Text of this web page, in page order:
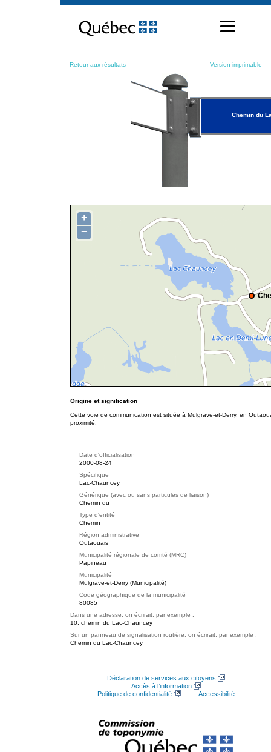
contenu
Retour aux résultats Version imprimable
Chemin du
+
−
Origine et signification
Cette voie de communication est située à Mulgrave-et-Derry, en
proximité.
Date d'officialisation
2000-08-24
Spécifique
Lac-Chauncey
Générique (avec ou sans particules de liaison)
Chemin du
Type d'entité
Chemin
Région administrative
Outaouais
Municipalité régionale de comté (MRC)
Papineau
Municipalité
Mulgrave-et-Derry (Municipalité)
Code géographique de la municipalité
80085
Dans une adresse, on écrirait, par exemple :
10, chemin du Lac-Chauncey
Sur un panneau de signalisation routière, on écrirait, par exemple :
Chemin du Lac-Chauncey
Déclaration de services aux citoyens
Accès à l’information
Politique de confidentialité
Accessibilité